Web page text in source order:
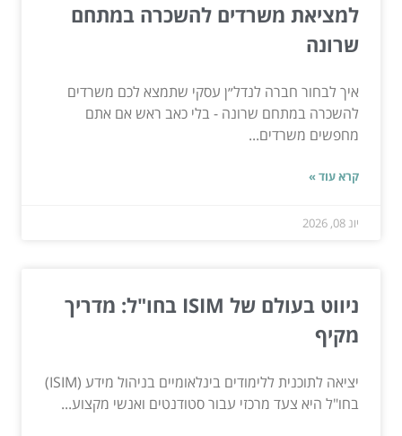
למציאת משרדים להשכרה במתחם
שרונה
איך לבחור חברה לנדל״ן עסקי שתמצא לכם משרדים
להשכרה במתחם שרונה - בלי כאב ראש אם אתם
מחפשים משרדים...
קרא עוד »
יונ 08, 2026
ניווט בעולם של ISIM בחו"ל: מדריך
מקיף
יציאה לתוכנית ללימודים בינלאומיים בניהול מידע (ISIM)
בחו"ל היא צעד מרכזי עבור סטודנטים ואנשי מקצוע...